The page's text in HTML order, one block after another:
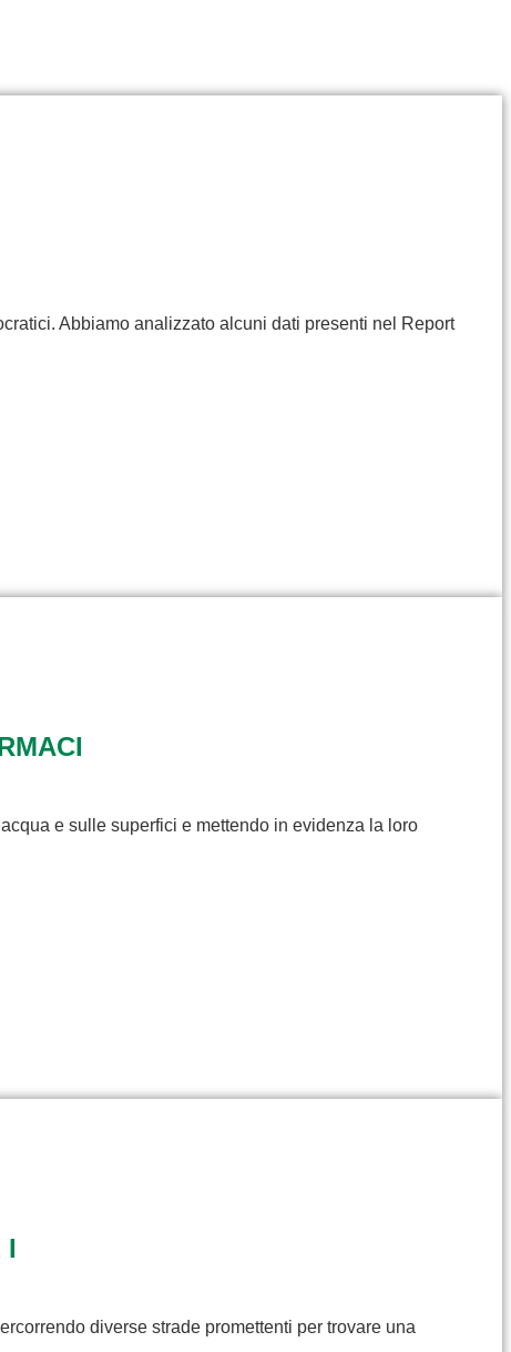
Abbiamo analizzato alcuni dati presenti nel Report
e sulle superfici e mettendo in evidenza la loro
I
diverse strade promettenti per trovare una